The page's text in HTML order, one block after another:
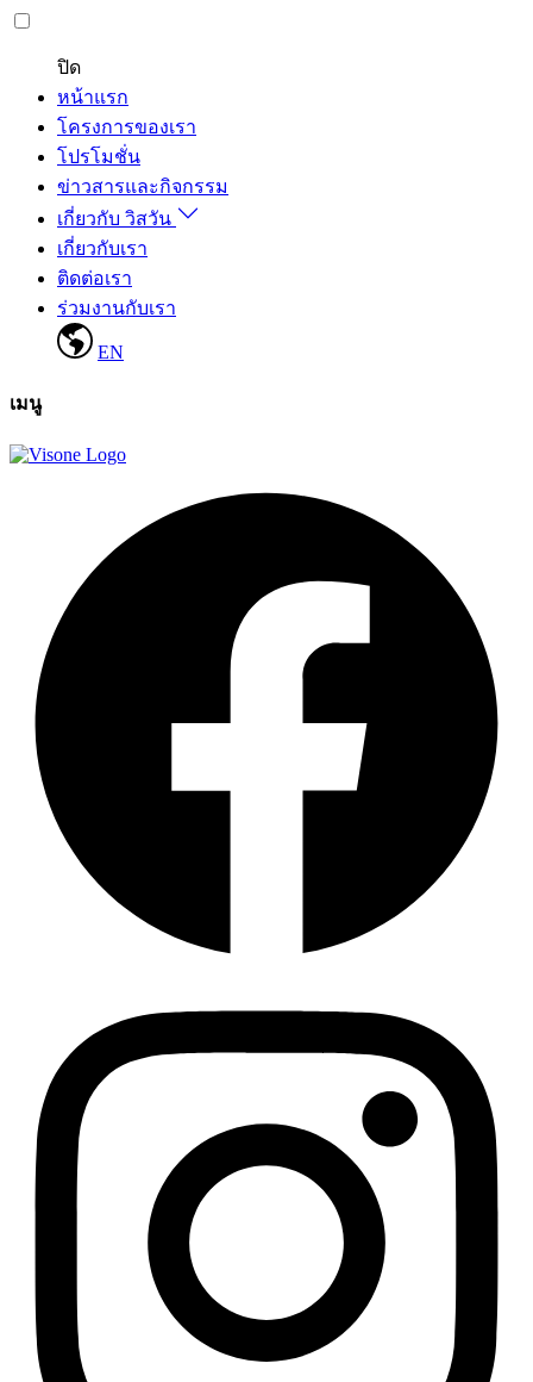
ปิด
หน้าแรก
โครงการของเรา
โปรโมชั่น
ข่าวสารและกิจกรรม
เกี่ยวกับ วิสวัน
เกี่ยวกับเรา
ติดต่อเรา
ร่วมงานกับเรา
EN
เมนู